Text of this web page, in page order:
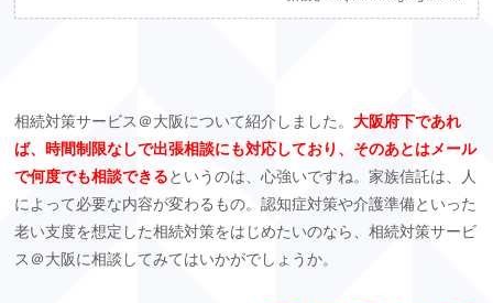
相続対策サービス＠大阪について紹介しました。大阪府下であれ
ば、時間制限なしで出張相談にも対応しており、そのあとはメール
で何度でも相談できるというのは、心強いですね。家族信託は、人
によって必要な内容が変わるもの。認知症対策や介護準備といった
老い支度を想定した相続対策をはじめたいのなら、相続対策サービ
ス＠大阪に相談してみてはいかがでしょうか。